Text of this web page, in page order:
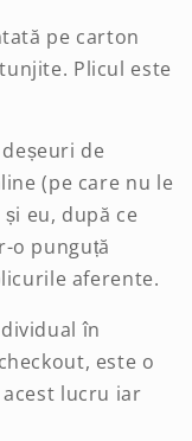
pe carton
Plicul este
de
(pe care nu le
eu, după ce
o punguță
aferente.
în
este o
lucru iar